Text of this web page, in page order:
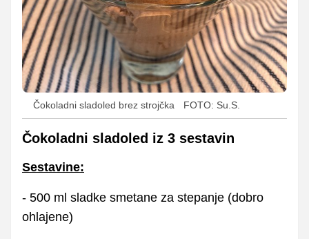
Čokoladni sladoled brez strojčka FOTO: Su.S.
Čokoladni sladoled iz 3 sestavin
Sestavine:
- 500 ml sladke smetane za stepanje (dobro
ohlajene)